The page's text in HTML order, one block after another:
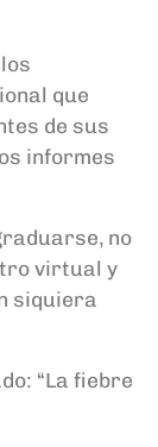
que
de sus
informes
no
virtual y
siquiera
“La fiebre